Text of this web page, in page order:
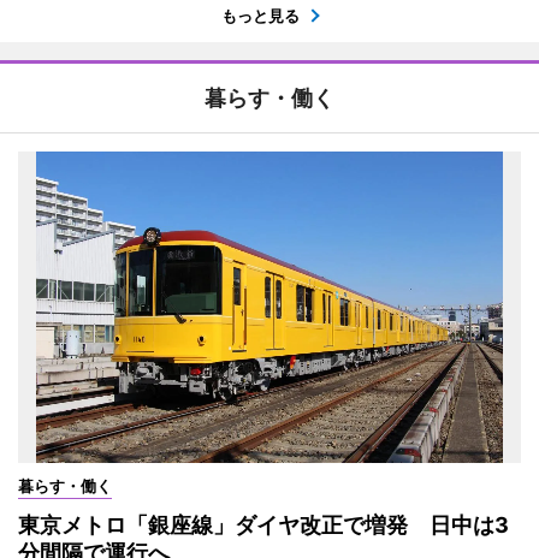
もっと見る
暮らす・働く
暮らす・働く
東京メトロ「銀座線」ダイヤ改正で増発 日中は3
分間隔で運行へ